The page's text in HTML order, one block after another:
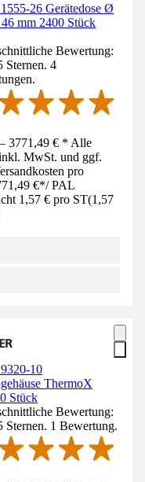
26 Gerätedose Ø
mm 2400 Stück
Bewertung:
Sternen. 4
3771,49 € * Alle
MwSt. und ggf.
pro
€*/ PAL
1,57 € pro ST(1,57
10
ThermoX
Stück
Bewertung:
Sternen. 1 Bewertung.